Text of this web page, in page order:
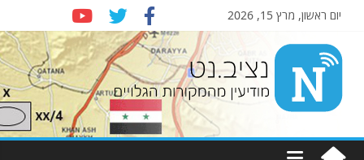
יום ראשון, מרץ 15, 2026
Nziv.net
מודיעין
מהמקורות